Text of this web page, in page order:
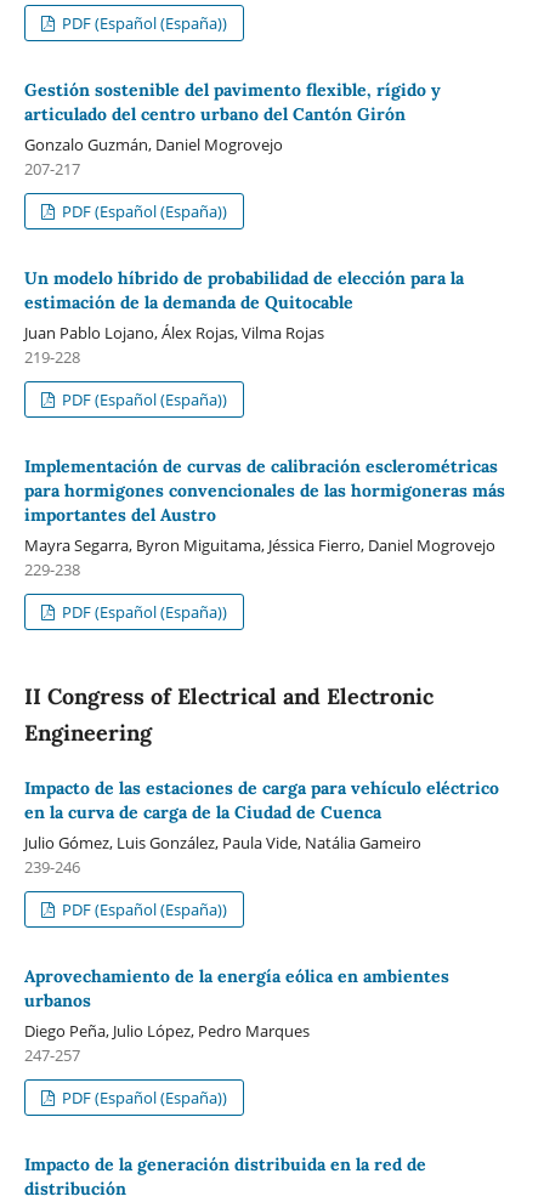
PDF (Español (España))
Gestión sostenible del pavimento flexible, rígido y
articulado del centro urbano del Cantón Girón
Gonzalo Guzmán, Daniel Mogrovejo
207-217
PDF (Español (España))
Un modelo híbrido de probabilidad de elección para la
estimación de la demanda de Quitocable
Juan Pablo Lojano, Álex Rojas, Vilma Rojas
219-228
PDF (Español (España))
Implementación de curvas de calibración esclerométricas
para hormigones convencionales de las hormigoneras más
importantes del Austro
Mayra Segarra, Byron Miguitama, Jéssica Fierro, Daniel Mogrovejo
229-238
PDF (Español (España))
II Congress of Electrical and Electronic
Engineering
Impacto de las estaciones de carga para vehículo eléctrico
en la curva de carga de la Ciudad de Cuenca
Julio Gómez, Luis González, Paula Vide, Natália Gameiro
239-246
PDF (Español (España))
Aprovechamiento de la energía eólica en ambientes
urbanos
Diego Peña, Julio López, Pedro Marques
247-257
PDF (Español (España))
Impacto de la generación distribuida en la red de
distribución